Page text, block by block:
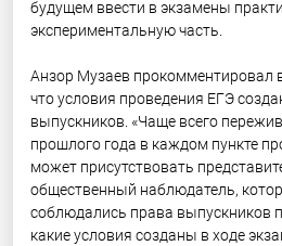
будущем ввести в экзамены
экспериментальную часть.
Анзор Музаев прокомментировал
что условия проведения ЕГЭ
выпускников. «Чаще всего
прошлого года в каждом пункте
может присутствовать
общественный наблюдатель,
соблюдались права выпускников
какие условия созданы в ходе